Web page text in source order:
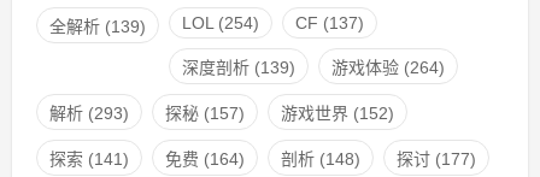
全解析(139) LOL (254) CF (137)
深度剖析(139) 游戏体验(264)
解析(293) 探秘(157) 游戏世界(152)
探索 (141) 免费 (164) 剖析(148) 探讨(177)